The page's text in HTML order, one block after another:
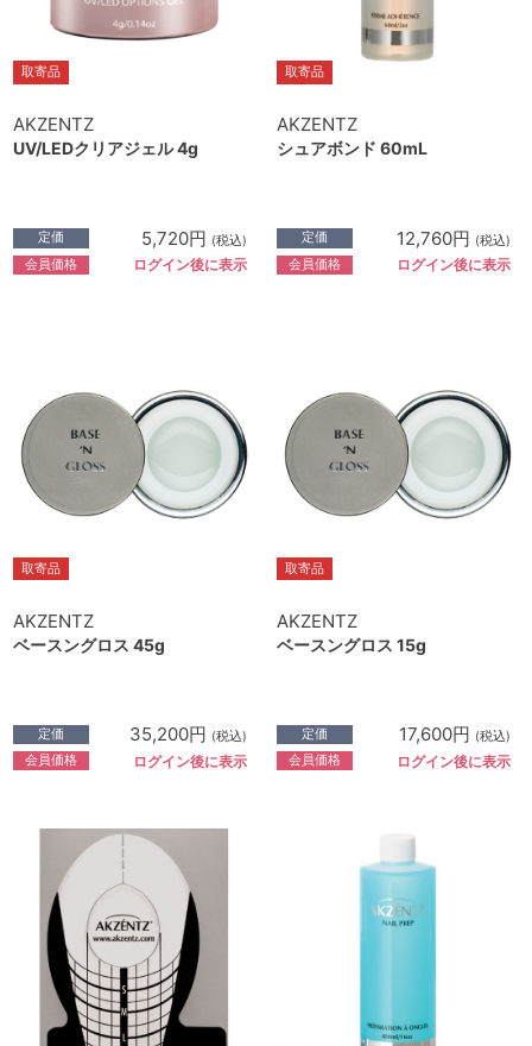
取寄品
AKZENTZ
UV/LEDクリアジェル 4g
定価 5,720円 (税込)
会員価格 ログイン後に表示
取寄品
AKZENTZ
シュアボンド 60mL
定価 12,760円 (税込)
会員価格 ログイン後に表示
取寄品
AKZENTZ
ベースングロス 45g
定価 35,200円 (税込)
会員価格 ログイン後に表示
取寄品
AKZENTZ
ベースングロス 15g
定価 17,600円 (税込)
会員価格 ログイン後に表示